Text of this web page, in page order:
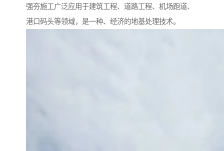
强夯施工广泛应用于建筑工程、道路工程、机场跑道、
港口码头等领域，是一种、经济的地基处理技术。